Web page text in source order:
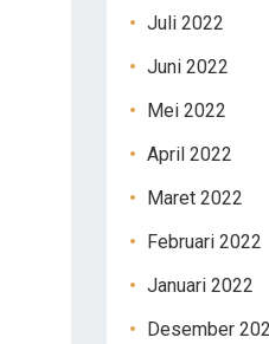
Juli 2022
Juni 2022
Mei 2022
April 2022
Maret 2022
Februari 2022
Januari 2022
Desember